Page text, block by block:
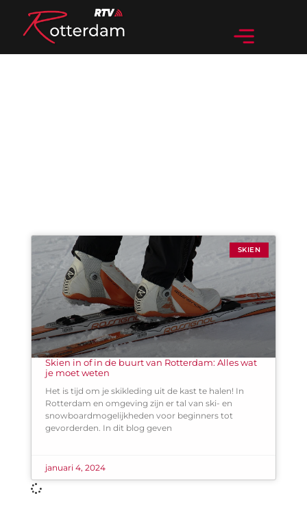
SKIEN
Skien in of in de buurt van Rotterdam: Alles wat
je moet weten
Het is tijd om je skikleding uit de kast te halen! In
Rotterdam en omgeving zijn er tal van ski- en
snowboardmogelijkheden voor beginners tot
gevorderden. In dit blog geven
januari 4, 2024